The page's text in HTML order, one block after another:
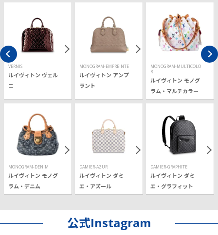
VERNIS
ルイヴィトン ヴェル
ニ
MONOGRAM-EMPREINTE
ルイヴィトン アンプ
ラント
MONOGRAM-MULTICOLO
R
ルイヴィトン モノグ
ラム・マルチカラー
MONOGRAM-DENIM
ルイヴィトン モノグ
ラム・デニム
DAMIER-AZUR
ルイヴィトン ダミ
エ・アズール
DAMIER-GRAPHITE
ルイヴィトン ダミ
エ・グラフィット
公式Instagram